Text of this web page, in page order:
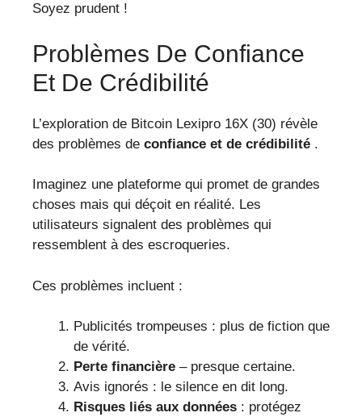
Soyez prudent !
Problèmes De Confiance
Et De Crédibilité
L’exploration de Bitcoin Lexipro 16X (30) révèle
des problèmes de confiance et de crédibilité .
Imaginez une plateforme qui promet de grandes
choses mais qui déçoit en réalité. Les
utilisateurs signalent des problèmes qui
ressemblent à des escroqueries.
Ces problèmes incluent :
Publicités trompeuses : plus de fiction que
de vérité.
Perte financière – presque certaine.
Avis ignorés : le silence en dit long.
Risques liés aux données : protégez